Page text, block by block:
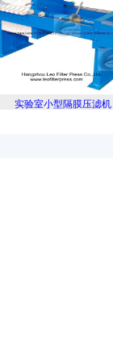
实验室小型隔膜压滤机